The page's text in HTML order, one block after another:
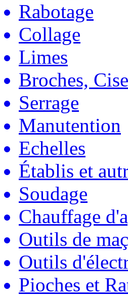
Rabotage
Collage
Limes
Broches,
Serrage
Manutention
Echelles
Établis et
Soudage
Chauffage
Outils de
Outils
Pioches et